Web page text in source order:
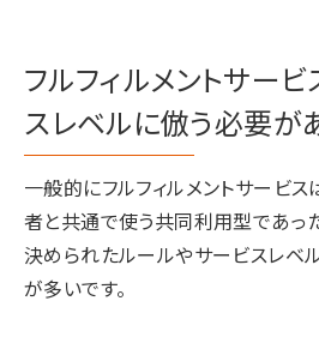
フルフィルメントサー
スレベルに倣う必要が
一般的にフルフィルメントサービ
者と共通で使う共同利用型であっ
決められたルールやサービスレベ
が多いです。